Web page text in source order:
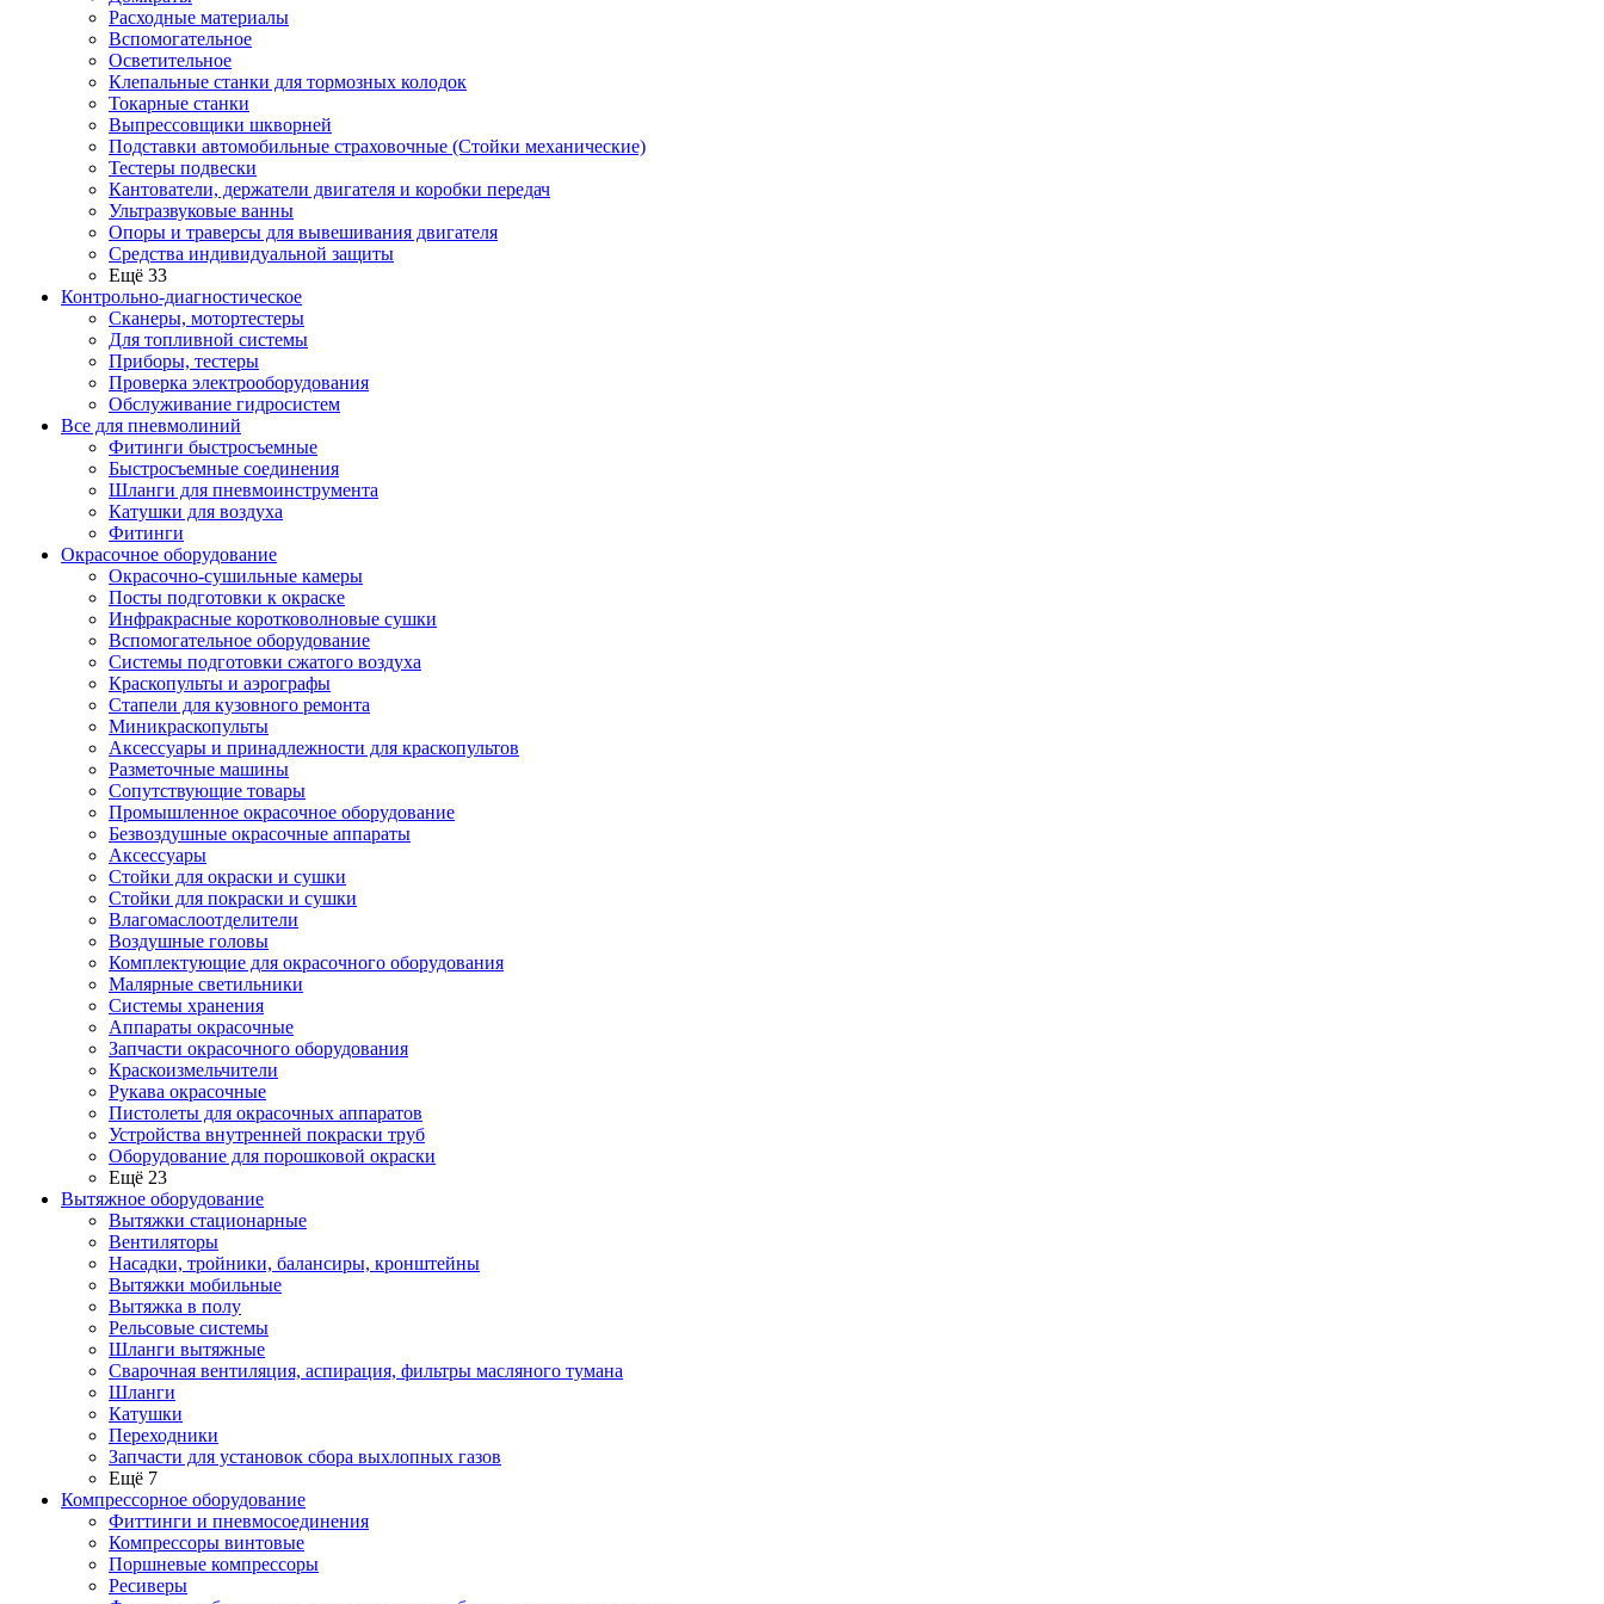
Расходные материалы
Вспомогательное
Осветительное
Клепальные станки для тормозных колодок
Токарные станки
Выпрессовщики шкворней
Подставки автомобильные страховочные (Стойки механические)
Тестеры подвески
Кантователи, держатели двигателя и коробки передач
Ультразвуковые ванны
Опоры и траверсы для вывешивания двигателя
Средства индивидуальной защиты
Ещё 33
Контрольно-диагностическое
Сканеры, мотортестеры
Для топливной системы
Приборы, тестеры
Проверка электрооборудования
Обслуживание гидросистем
Все для пневмолиний
Фитинги быстросъемные
Быстросъемные соединения
Шланги для пневмоинструмента
Катушки для воздуха
Фитинги
Окрасочное оборудование
Окрасочно-сушильные камеры
Посты подготовки к окраске
Инфракрасные коротковолновые сушки
Вспомогательное оборудование
Системы подготовки сжатого воздуха
Краскопульты и аэрографы
Стапели для кузовного ремонта
Миникраскопульты
Аксессуары и принадлежности для краскопультов
Разметочные машины
Сопутствующие товары
Промышленное окрасочное оборудование
Безвоздушные окрасочные аппараты
Аксессуары
Стойки для окраски и сушки
Стойки для покраски и сушки
Влагомаслоотделители
Воздушные головы
Комплектующие для окрасочного оборудования
Малярные светильники
Системы хранения
Аппараты окрасочные
Запчасти окрасочного оборудования
Краскоизмельчители
Рукава окрасочные
Пистолеты для окрасочных аппаратов
Устройства внутренней покраски труб
Оборудование для порошковой окраски
Ещё 23
Вытяжное оборудование
Вытяжки стационарные
Вентиляторы
Насадки, тройники, балансиры, кронштейны
Вытяжки мобильные
Вытяжка в полу
Рельсовые системы
Шланги вытяжные
Сварочная вентиляция, аспирация, фильтры масляного тумана
Шланги
Катушки
Переходники
Запчасти для установок сбора выхлопных газов
Ещё 7
Компрессорное оборудование
Фиттинги и пневмосоединения
Компрессоры винтовые
Поршневые компрессоры
Ресиверы